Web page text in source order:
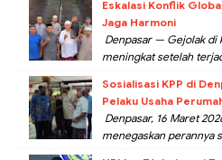
Eskalasi Konflik
Jaga Harmoni
Denpasar — Gejolak di
meningkat setelah
Sosialisasi KPP di
Pelaku Usaha
Denpasar, 16 Maret
menegaskan perannya